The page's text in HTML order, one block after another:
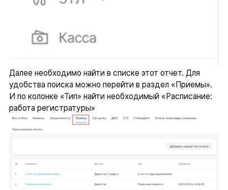
Далее необходимо найти в списке этот отчет. Для
удобства поиска можно перейти в раздел «Приемы».
И по колонке «Тип» найти необходимый «Расписание:
работа регистратуры»